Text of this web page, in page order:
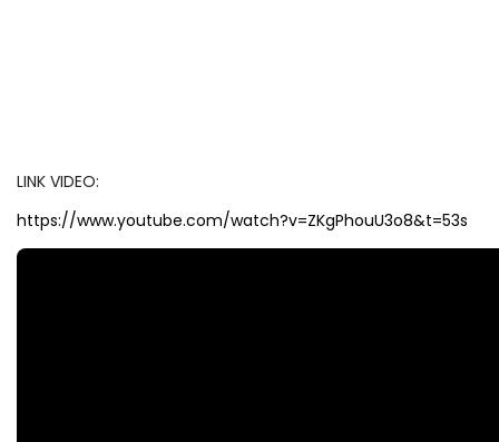
LINK VIDEO:
https://www.youtube.com/watch?v=ZKgPhouU3o8&t=53s